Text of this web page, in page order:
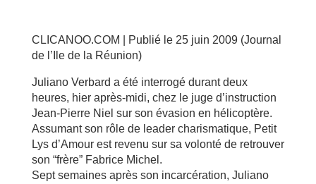
CLICANOO.COM | Publié le 25 juin 2009 (Journal
de l’Ile de la Réunion)
Juliano Verbard a été interrogé durant deux
heures, hier après-midi, chez le juge d’instruction
Jean-Pierre Niel sur son évasion en hélicoptère.
Assumant son rôle de leader charismatique, Petit
Lys d’Amour est revenu sur sa volonté de retrouver
son “frère” Fabrice Michel.
Sept semaines après son incarcération, Juliano